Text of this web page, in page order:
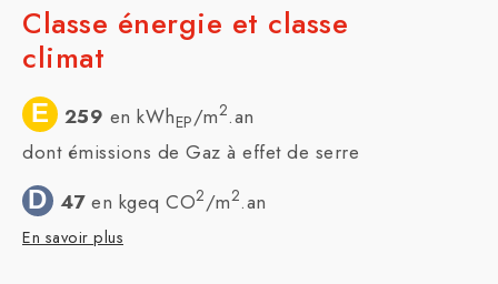
Classe énergie et classe
climat
E 259 en kWhEP/m2.an
dont émissions de Gaz à effet de serre
D 47en kgeq CO2/m2.an
En savoir plus